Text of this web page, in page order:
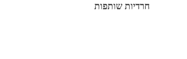
חרדיות שותפות